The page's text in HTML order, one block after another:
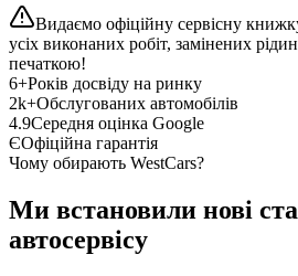
Видаємо офіційну сервісну
усіх виконаних робіт, замінених
печаткою!
6+Років досвіду на ринку
2k+Обслугованих автомобілів
4.9Середня оцінка Google
ЄОфіційна гарантія
Чому обирають WestCars?
Ми встановили нові
автосервісу